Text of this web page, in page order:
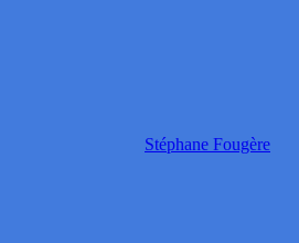
Stéphane Fougère